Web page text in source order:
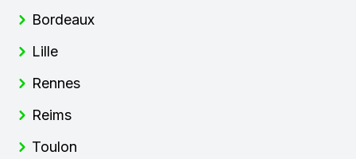
Bordeaux
Lille
Rennes
Reims
Toulon